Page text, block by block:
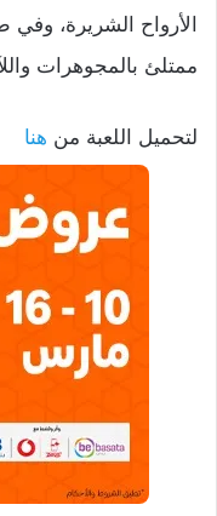
الأرواح الشريرة،
ممتلئ بالمجوهرات
لتحميل اللعبة من هنا